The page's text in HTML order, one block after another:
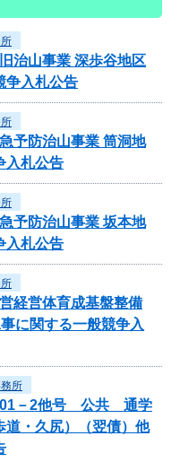
治山事業 深歩谷地区
争入札公告
予防治山事業 筒洞地
入札公告
予防治山事業 坂本地
入札公告
経営体育成基盤整備
に関する一般競争入
所
01－2他号 公共 通学
・久尻）（翌債）他